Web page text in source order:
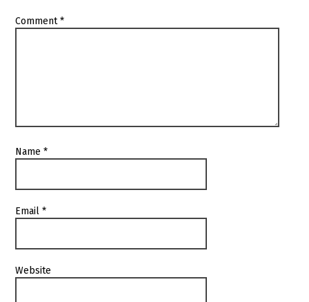
Comment*
Name*
Email*
Website